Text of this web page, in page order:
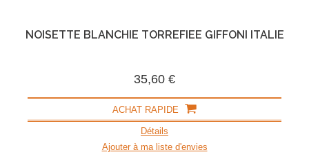
NOISETTE BLANCHIE TORRÉFIÉE GIFFONI ITALIE
35,60 €
ACHAT RAPIDE
Détails
Ajouter à ma liste d'envies